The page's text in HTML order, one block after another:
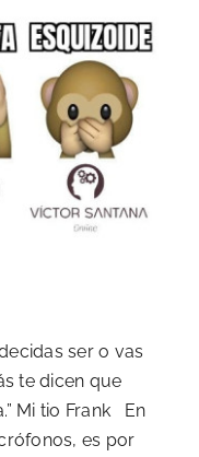
ser o vas
te dicen que
Mi tio Frank En
es por